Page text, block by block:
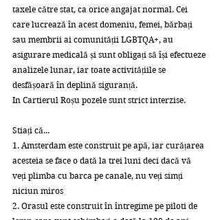
taxele către stat, ca orice angajat normal. Cei
care lucrează în acest domeniu, femei, bărbați
sau membrii ai comunității LGBTQA+, au
asigurare medicală și sunt obligați să își efectueze
analizele lunar, iar toate activitățiile se
desfășoară în deplină siguranță.
In Cartierul Roșu pozele sunt strict interzise.
Stiați că...
1. Amsterdam este construit pe apă, iar curățarea
acesteia se face o dată la trei luni deci dacă vă
veți plimba cu barca pe canale, nu veți simți
niciun miros
2. Orasul este construit în întregime pe piloti de